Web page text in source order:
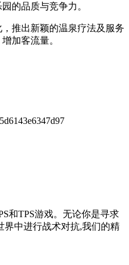
的品质与竞争力。
推出新颖的温泉疗法及服务
加客流量。
和TPS游戏。无论你是寻求
界中进行战术对抗,我们的精